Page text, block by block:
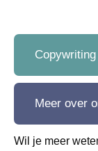
Copywriting
Meer over
Wil je meer